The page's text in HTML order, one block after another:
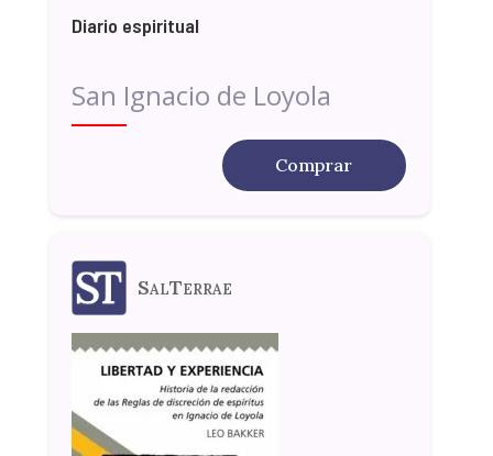
Diario espiritual
San Ignacio de Loyola
Comprar
SalTerrae